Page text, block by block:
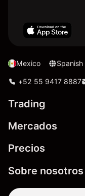
Mexico Spanish
+52 55 9417 8887
Trading
Mercados
Precios
Sobre nosotros